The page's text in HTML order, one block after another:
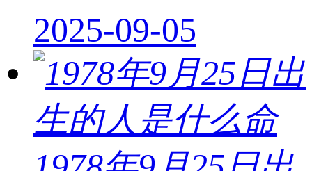
2025-09-05